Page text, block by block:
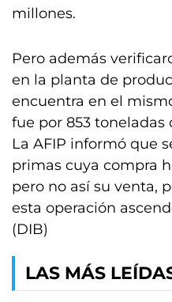
millones.
Pero además
en la planta de
encuentra en el
fue por 853 toneladas
La AFIP informó que
primas cuya compra
pero no así su venta,
esta operación
(DIB)
LAS MÁS